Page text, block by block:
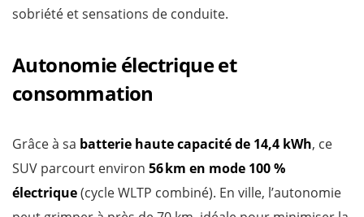
sobriété et sensations de conduite.
Autonomie électrique et
consommation
Grâce à sa batterie haute capacité de 14,4 kWh, ce
SUV parcourt environ 56 km en mode 100 %
électrique(cycle WLTP combiné). En ville, l’autonomie